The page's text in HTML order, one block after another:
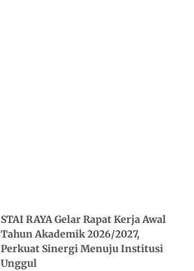
STAI RAYA Gelar Rapat Kerja Awal
Tahun Akademik 2026/2027,
Perkuat Sinergi Menuju Institusi
Unggul